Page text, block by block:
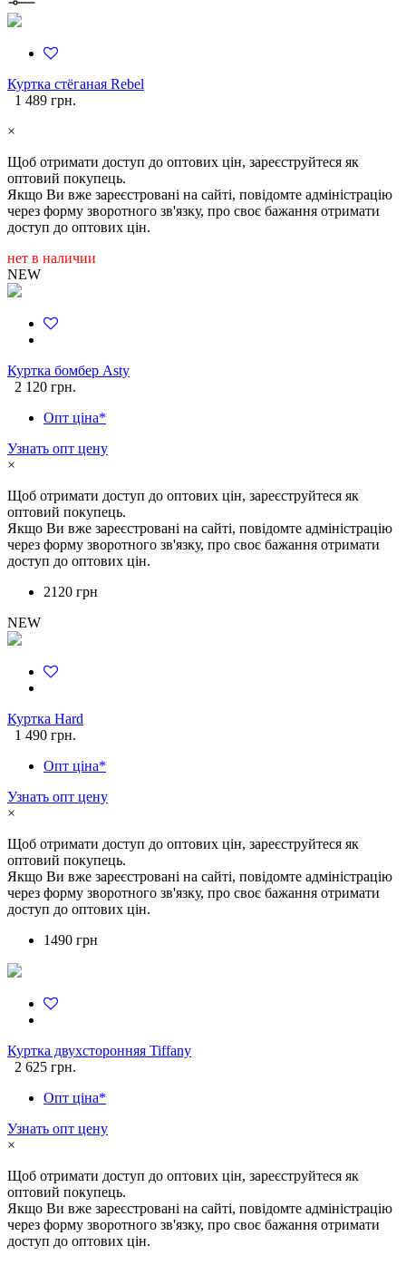
Куртка стёганая Rebel
1 489 грн.
×
Щоб отримати доступ до оптових цін, зареєструйтеся як
оптовий покупець.
Якщо Ви вже зареєстровані на сайті, повідомте адміністрацію
через форму зворотного зв'язку, про своє бажання отримати
доступ до оптових цін.
нет в наличии
NEW
Куртка бомбер Asty
2 120 грн.
Опт ціна*
Узнать опт цену
×
Щоб отримати доступ до оптових цін, зареєструйтеся як
оптовий покупець.
Якщо Ви вже зареєстровані на сайті, повідомте адміністрацію
через форму зворотного зв'язку, про своє бажання отримати
доступ до оптових цін.
2120 грн
NEW
Куртка Hard
1 490 грн.
Опт ціна*
Узнать опт цену
×
Щоб отримати доступ до оптових цін, зареєструйтеся як
оптовий покупець.
Якщо Ви вже зареєстровані на сайті, повідомте адміністрацію
через форму зворотного зв'язку, про своє бажання отримати
доступ до оптових цін.
1490 грн
Куртка двухсторонняя Tiffany
2 625 грн.
Опт ціна*
Узнать опт цену
×
Щоб отримати доступ до оптових цін, зареєструйтеся як
оптовий покупець.
Якщо Ви вже зареєстровані на сайті, повідомте адміністрацію
через форму зворотного зв'язку, про своє бажання отримати
доступ до оптових цін.